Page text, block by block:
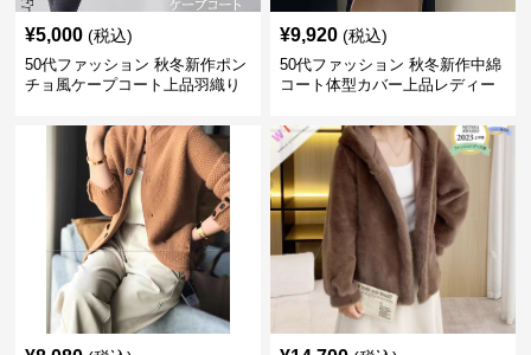
¥5,000 (税込)
50代ファッション 秋冬新作ポン
チョ風ケープコート上品羽織り
¥9,920 (税込)
50代ファッション 秋冬新作中綿
コート体型カバー上品レディー